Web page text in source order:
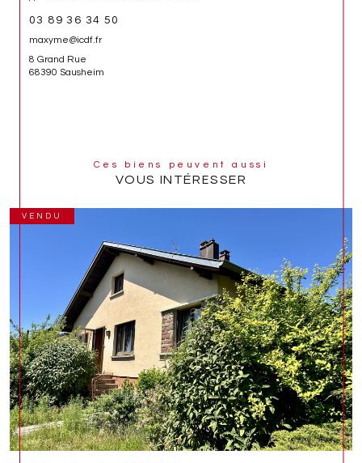
03 89 36 34 50
maxyme@icdf.fr
8 Grand Rue
68390 Sausheim
Ces biens peuvent aussi
VOUS INTÉRESSER
VENDU